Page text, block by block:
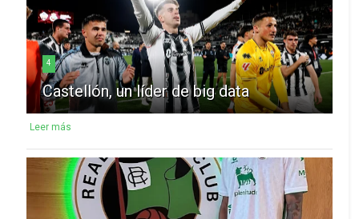
4
Castellón, un líder de big data
Leer más